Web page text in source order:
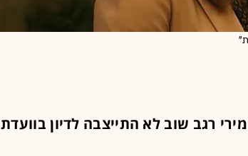
רגב שוב לא התייצבה לדיון בוועדת